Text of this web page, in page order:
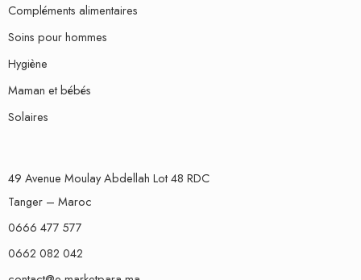
Compléments alimentaires
Soins pour hommes
Hygiène
Maman et bébés
Solaires
49 Avenue Moulay Abdellah Lot 48 RDC
Tanger – Maroc
0666 477 577
0662 082 042